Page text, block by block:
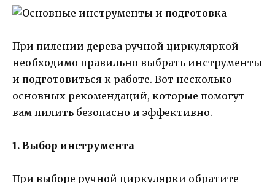
При пилении дерева ручной циркуляркой
необходимо правильно выбрать инструменты
и подготовиться к работе. Вот несколько
основных рекомендаций, которые помогут
вам пилить безопасно и эффективно.
1. Выбор инструмента
При выборе ручной циркулярки обратите